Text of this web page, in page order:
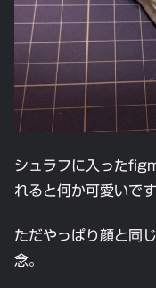
シュラフに入った
れると何か可愛いです
ただやっぱり顔と同
念。